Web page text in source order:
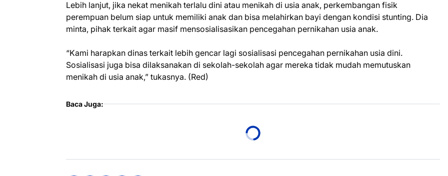
Lebih lanjut, jika nekat menikah terlalu dini atau menikah di usia anak, perkembangan fisik
perempuan belum siap untuk memiliki anak dan bisa melahirkan bayi dengan kondisi stunting. Dia
minta, pihak terkait agar masif mensosialisasikan pencegahan pernikahan usia anak.
“Kami harapkan dinas terkait lebih gencar lagi sosialisasi pencegahan pernikahan usia dini.
Sosialisasi juga bisa dilaksanakan di sekolah-sekolah agar mereka tidak mudah memutuskan
menikah di usia anak,” tukasnya. (Red)
Baca Juga: